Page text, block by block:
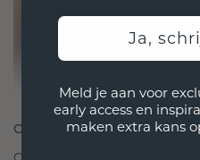
ONTWORPEN VOOR
Ja,
Meld je aan voor
early access en
maken extra kans